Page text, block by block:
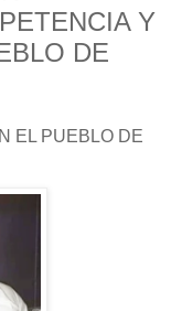
Y
DE
EL PUEBLO DE